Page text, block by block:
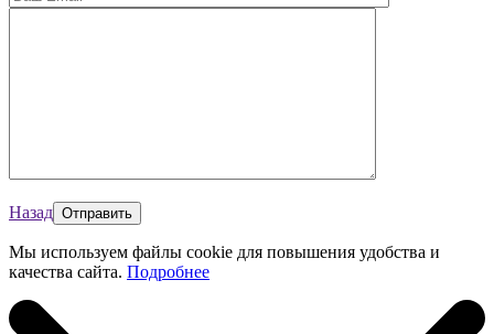
Назад
Мы используем файлы cookie для повышения удобства и
качества сайта. Подробнее